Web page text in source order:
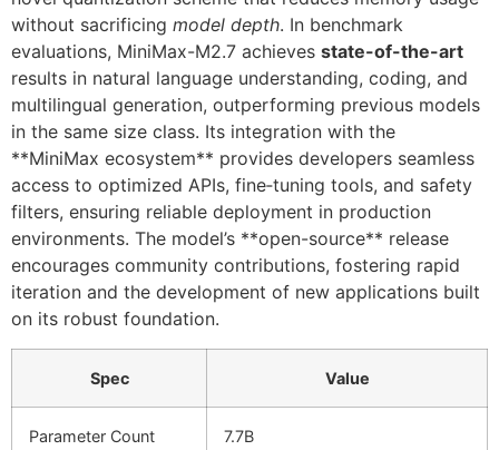
without sacrificing model depth. In benchmark
evaluations, MiniMax-M2.7 achieves state-of-the-art
results in natural language understanding, coding, and
multilingual generation, outperforming previous models
in the same size class. Its integration with the
**MiniMax ecosystem** provides developers seamless
access to optimized APIs, fine‑tuning tools, and safety
filters, ensuring reliable deployment in production
environments. The model’s **open-source** release
encourages community contributions, fostering rapid
iteration and the development of new applications built
on its robust foundation.
Spec Value
Parameter Count 7.7B